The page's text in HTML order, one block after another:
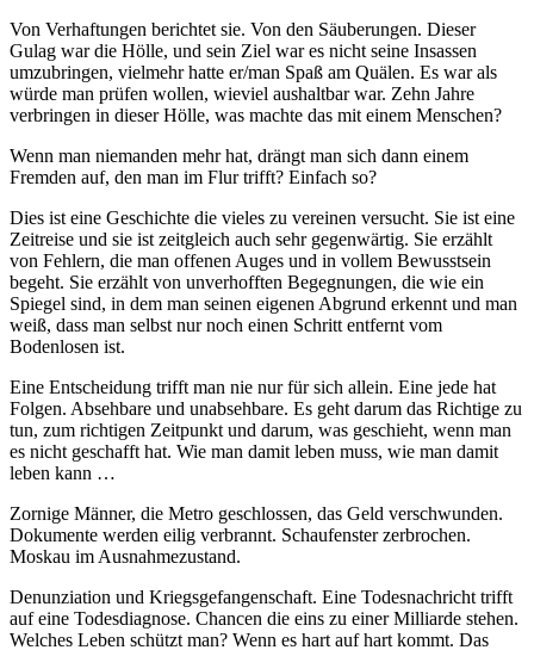
Von Verhaftungen berichtet sie. Von den Säuberungen. Dieser
Gulag war die Hölle, und sein Ziel war es nicht seine Insassen
umzubringen, vielmehr hatte er/man Spaß am Quälen. Es war als
würde man prüfen wollen, wieviel aushaltbar war. Zehn Jahre
verbringen in dieser Hölle, was machte das mit einem Menschen?
Wenn man niemanden mehr hat, drängt man sich dann einem
Fremden auf, den man im Flur trifft? Einfach so?
Dies ist eine Geschichte die vieles zu vereinen versucht. Sie ist eine
Zeitreise und sie ist zeitgleich auch sehr gegenwärtig. Sie erzählt
von Fehlern, die man offenen Auges und in vollem Bewusstsein
begeht. Sie erzählt von unverhofften Begegnungen, die wie ein
Spiegel sind, in dem man seinen eigenen Abgrund erkennt und man
weiß, dass man selbst nur noch einen Schritt entfernt vom
Bodenlosen ist.
Eine Entscheidung trifft man nie nur für sich allein. Eine jede hat
Folgen. Absehbare und unabsehbare. Es geht darum das Richtige zu
tun, zum richtigen Zeitpunkt und darum, was geschieht, wenn man
es nicht geschafft hat. Wie man damit leben muss, wie man damit
leben kann …
Zornige Männer, die Metro geschlossen, das Geld verschwunden.
Dokumente werden eilig verbrannt. Schaufenster zerbrochen.
Moskau im Ausnahmezustand.
Denunziation und Kriegsgefangenschaft. Eine Todesnachricht trifft
auf eine Todesdiagnose. Chancen die eins zu einer Milliarde stehen.
Welches Leben schützt man? Wenn es hart auf hart kommt. Das